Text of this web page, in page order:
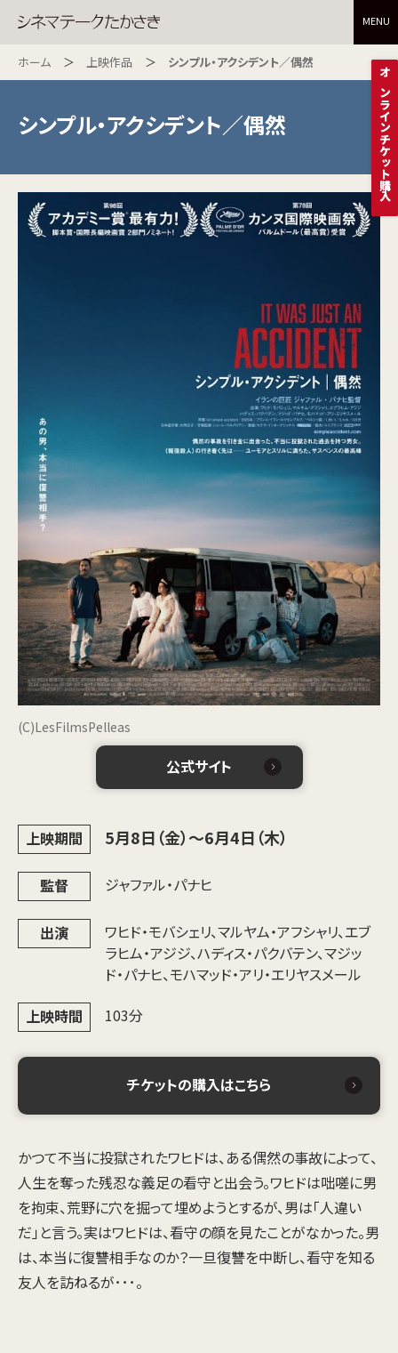
MENU
オンラインチケット購入
ホーム 上映作品 シンプル・アクシデント／偶然
シンプル・アクシデント／偶然
(C)LesFilmsPelleas
公式サイト
上映期間 5月8日（金）～6月4日（木）
監督 ジャファル・パナヒ
出演
ワヒド・モバシェリ、マルヤム・アフシャリ、エブ
ラヒム・アジジ、ハディス・パクバテン、マジッ
ド・パナヒ、モハマッド・アリ・エリヤスメール
上映時間
103分
チケットの購入はこちら
かつて不当に投獄されたワヒドは、ある偶然の事故によって、
人生を奪った残忍な義足の看守と出会う。ワヒドは咄嗟に男
を拘束、荒野に穴を掘って埋めようとするが、男は「人違い
だ」と言う。実はワヒドは、看守の顔を見たことがなかった。男
は、本当に復讐相手なのか？一旦復讐を中断し、看守を知る
友人を訪ねるが･･･。